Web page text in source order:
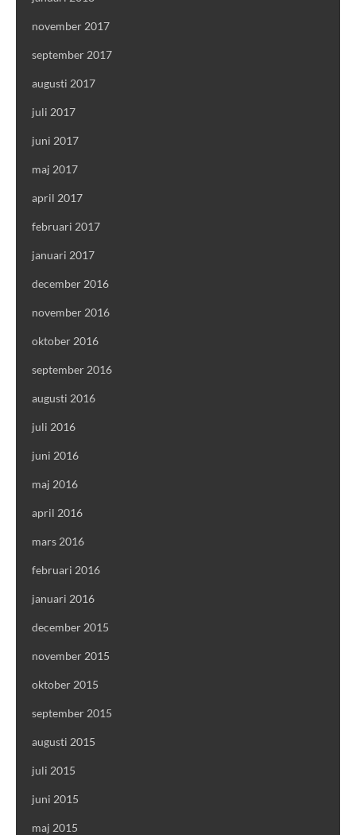
november 2017
september 2017
augusti 2017
juli 2017
juni 2017
maj 2017
april 2017
februari 2017
januari 2017
december 2016
november 2016
oktober 2016
september 2016
augusti 2016
juli 2016
juni 2016
maj 2016
april 2016
mars 2016
februari 2016
januari 2016
december 2015
november 2015
oktober 2015
september 2015
augusti 2015
juli 2015
juni 2015
maj 2015